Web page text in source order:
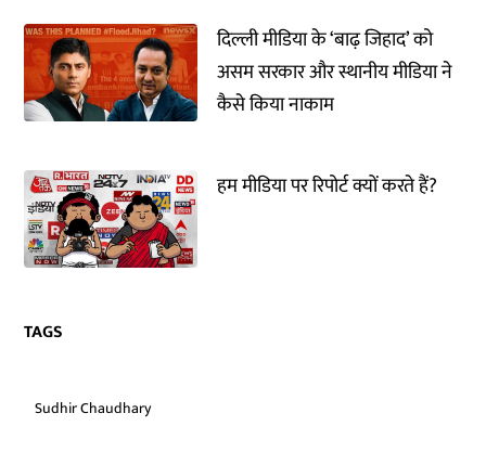
दिल्ली मीडिया के ‘बाढ़ जिहाद’ को
असम सरकार और स्थानीय मीडिया ने
कैसे किया नाकाम
हम मीडिया पर रिपोर्ट क्यों करते हैं?
TAGS
Sudhir Chaudhary